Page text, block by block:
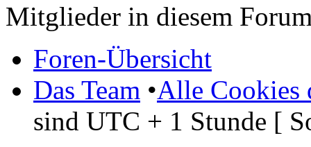
Mitglieder in diesem
Foren-Übersicht
Das Team •Alle Cookies
sind UTC + 1 Stunde [